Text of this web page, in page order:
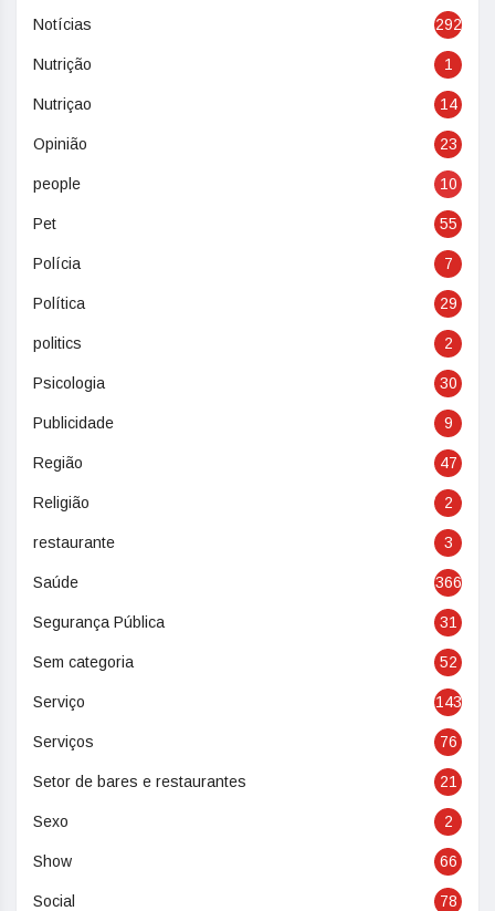
Notícias 292
Nutrição 1
Nutriçao 14
Opinião 23
people 10
Pet 55
Polícia 7
Política 29
politics 2
Psicologia 30
Publicidade 9
Região 47
Religião 2
restaurante 3
Saúde 366
Segurança Pública 31
Sem categoria 52
Serviço 143
Serviços 76
Setor de bares e restaurantes 21
Sexo 2
Show 66
Social 78